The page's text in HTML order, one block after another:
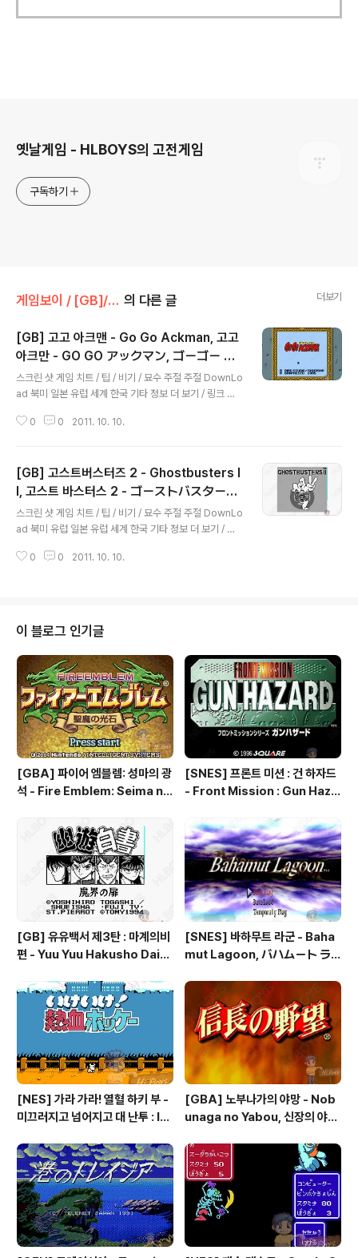
옛날게임 - HLBOYS의 고전게임
구독하기
게임보이 / [GB]/액션/아케이드 의 다른 글 더보기
[GB] 고고 아크맨 - Go Go Ackman, 고고
아크만 - GO GO アックマン, ゴーゴー ア
ックマン
스크린 샷 게임 치트 / 팁 / 비기 / 묘수 주절 주절 DownLo
ad 북미 일본 유럽 세계 한국 기타 정보 더 보기 / 링크 관
액션/아케이드] - [SNES] 고 고 아크맨 - Go Go Ackm
Go Go Ackman 3, ゴーゴー アックマン3, 고고 아크
만3 [슈퍼패미컴 / [SNES] [SFC]/액션/아케이드] - [SN
ES] 고 고 아크맨 2 - Go Go Ackman 2, ゴーゴー ア
ックマン2, 고고 아크만2
0 0 2011. 10. 10.
[GB] 고스트버스터즈 2 - Ghostbusters I
I, 고스트 바스터스 2 - ゴーストバスターズ
2
스크린 샷 게임 치트 / 팁 / 비기 / 묘수 주절 주절 DownLo
ad 북미 유럽 일본 유럽 세계 한국 기타 정보 더 보기 / 링
[MD]/액션/아케이드] - [GEN] 고스트 버스터즈 - Ghos
MS] 고스트 버스터즈 - Ghostbusters [패미컴 / [NES]
[FC]/액션/아케이드] - [NES] 뉴 고스트 버스터즈 2 - N
ew Ghostbusters 2, ＮＥＷゴーストバスターズ２
[패미컴 / [NES] [FC]/액션/아케이드] - ..
0 0 2011. 10. 10.
이 블로그 인기글
[GBA] 파이어 엠블렘: 성마의 광
석 - Fire Emblem: Seima no
ム 聖魔の光石, 파이어 엠블렘:
더 세이크리드 스톤즈 - Fire Em
blem: The Sacred Stones
[SNES] 프론트 미션 : 건 하자드
- Front Mission : Gun Haza
ズ ガンハザード
[GB] 유유백서 제3탄 : 마계의비
편 - Yuu Yuu Hakusho Dai-3
☆遊☆白書 第3弾 魔界の扉編
[SNES] 바하무트 라군 - Baha
mut Lagoon, バハムート ラ
[NES] 가라 가라! 열혈 하키 부 -
미끄러지고 넘어지고 대 난투 : Ik
- Subette Koronde Dai Ran
tou, いけいけ熱血ホッケー部
すべってころんで大乱闘
[GBA] 노부나가의 야망 - Nob
unaga no Yabou, 신장의 야망